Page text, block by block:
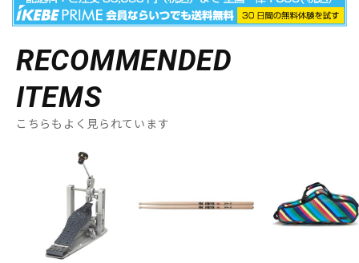
RECOMMENDED
ITEMS
こちらもよく見られています